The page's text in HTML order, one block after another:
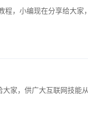
，小编现在分享给大
家，供广大互联网技能